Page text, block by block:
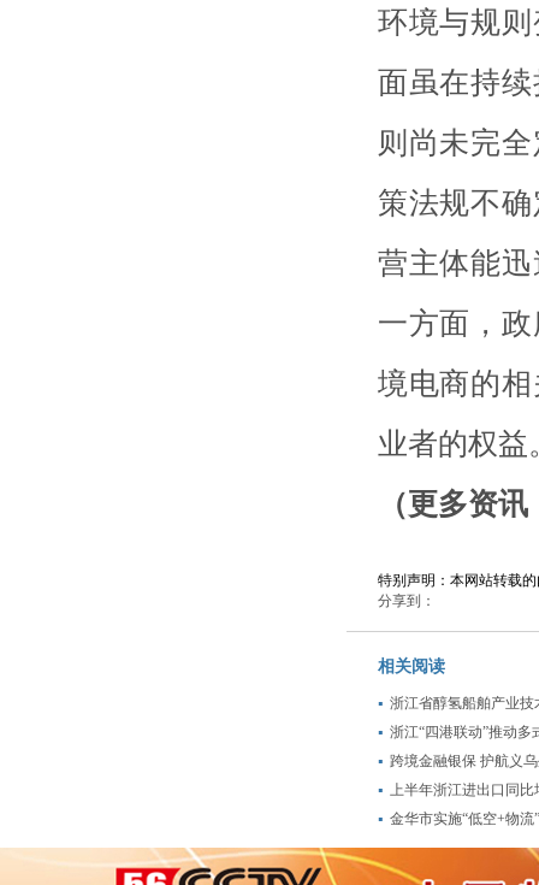
环境与规
面虽在持
则尚未完
策法规不
营主体能
一方面，
境电商的
业者的权益
（更多资
特别声明：本网站转载
分享到：
相关阅读
浙江省醇氢船舶产业
浙江“四港联动”推动多
跨境金融银保 护航义
上半年浙江进出口同比
金华市实施“低空+物